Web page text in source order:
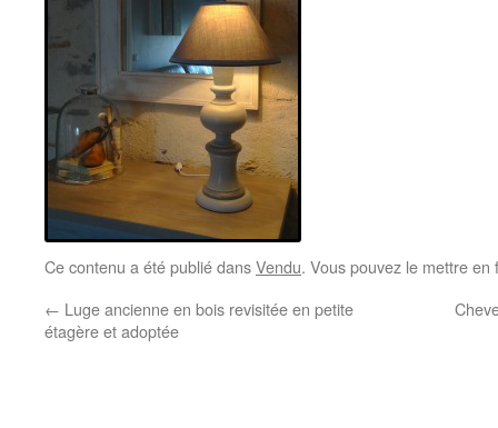
Ce contenu a été publié dansVendu. Vous pouvez le mettre
← Luge ancienne en bois revisitée en petite
étagère et adoptée